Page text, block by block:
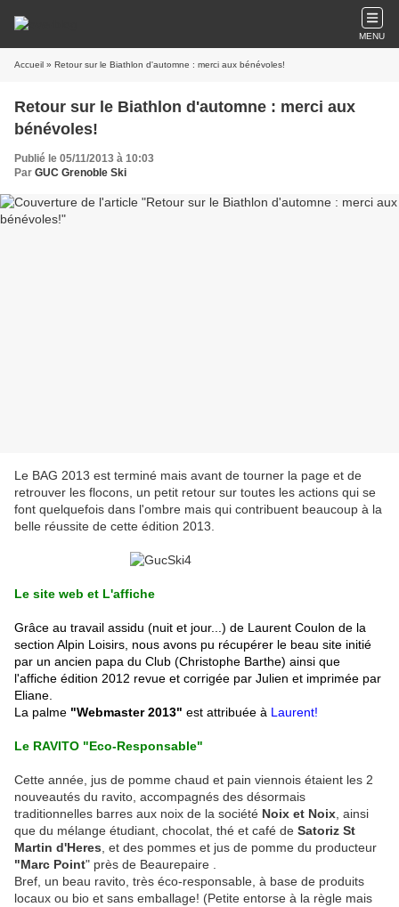
MENU
Accueil » Retour sur le Biathlon d'automne : merci aux bénévoles!
Retour sur le Biathlon d'automne : merci aux
bénévoles!
Publié le 05/11/2013 à 10:03
Par GUC Grenoble Ski
Le BAG 2013 est terminé mais avant de tourner la page et de
retrouver les flocons, un petit retour sur toutes les actions qui se
font quelquefois dans l'ombre mais qui contribuent beaucoup à la
belle réussite de cette édition 2013.
Le site web et L'affiche
Grâce au travail assidu (nuit et jour...) de Laurent Coulon de la
section Alpin Loisirs, nous avons pu récupérer le beau site initié
par un ancien papa du Club (Christophe Barthe) ainsi que
l'affiche édition 2012 revue et corrigée par Julien et imprimée par
Eliane.
La palme "Webmaster 2013" est attribuée à Laurent!
Le RAVITO "Eco-Responsable"
Cette année, jus de pomme chaud et pain viennois étaient les 2
nouveautés du ravito, accompagnés des désormais
traditionnelles barres aux noix de la société Noix et Noix , ainsi
que du mélange étudiant, chocolat, thé et café de Satoriz St
Martin d'Heres , et des pommes et jus de pomme du producteur
"Marc Point" près de Beaurepaire .
Bref, un beau ravito, très éco-responsable, à base de produits
locaux ou bio et sans emballage! (Petite entorse à la règle mais